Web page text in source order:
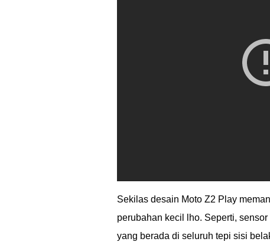
Sekilas desain Moto Z2 Play
perubahan kecil lho. Seperti,
yang berada di seluruh tepi sisi